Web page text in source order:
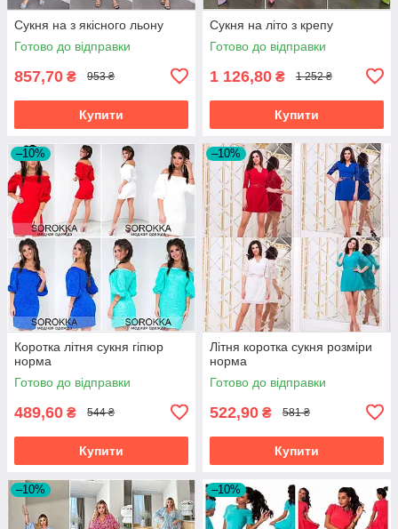
Сукня на з якісного льону
Готово до відправки
857,70 ₴ 953 ₴
Купити
Сукня на літо з крепу
Готово до відправки
1 126,80 ₴ 1 252 ₴
Купити
–10%
Коротка літня сукня гіпюр
норма
Готово до відправки
489,60 ₴ 544 ₴
Купити
–10%
Літня коротка сукня розміри
норма
Готово до відправки
522,90 ₴ 581 ₴
Купити
–10% –10%